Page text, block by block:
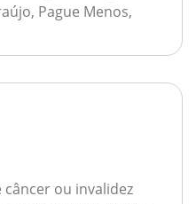
Pague Menos,
ou invalidez